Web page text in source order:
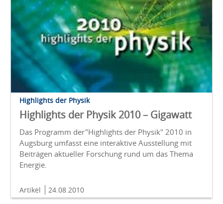
Highlights der Physik
Highlights der Physik 2010 – Gigawatt
Das Programm der"Highlights der Physik" 2010 in
Augsburg umfasst eine interaktive Ausstellung mit
Beiträgen aktueller Forschung rund um das Thema
Energie.
Artikel 24.08.2010